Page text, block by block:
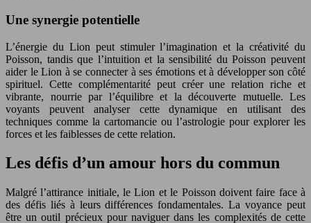
Une synergie potentielle
L’énergie du Lion peut stimuler l’imagination et la créativité du
Poisson, tandis que l’intuition et la sensibilité du Poisson peuvent
aider le Lion à se connecter à ses émotions et à développer son côté
spirituel. Cette complémentarité peut créer une relation riche et
vibrante, nourrie par l’équilibre et la découverte mutuelle. Les
voyants peuvent analyser cette dynamique en utilisant des
techniques comme la cartomancie ou l’astrologie pour explorer les
forces et les faiblesses de cette relation.
Les défis d’un amour hors du commun
Malgré l’attirance initiale, le Lion et le Poisson doivent faire face à
des défis liés à leurs différences fondamentales. La voyance peut
être un outil précieux pour naviguer dans les complexités de cette